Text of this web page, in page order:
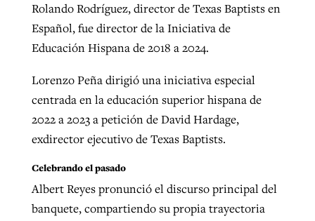
Rolando Rodríguez, director de Texas Baptists en
Español, fue director de la Iniciativa de
Educación Hispana de 2018 a 2024.
Lorenzo Peña dirigió una iniciativa especial
centrada en la educación superior hispana de
2022 a 2023 a petición de David Hardage,
exdirector ejecutivo de Texas Baptists.
Celebrando el pasado
Albert Reyes pronunció el discurso principal del
banquete, compartiendo su propia trayectoria